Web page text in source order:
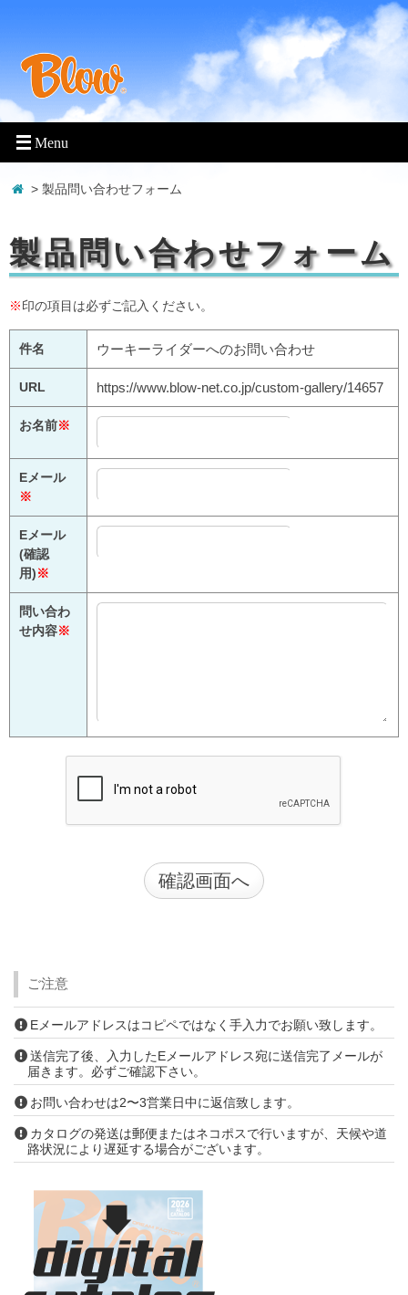
> 製品問い合わせフォーム
製品問い合わせフォーム
※印の項目は必ずご記入ください。
件名 ウーキーライダーへのお問い合わせ
URL https://www.blow-net.co.jp/custom-gallery/14657
お名前※
Eメール
※
Eメール
(確認
用)※
問い合わ
せ内容※
ご注意
Eメールアドレスはコピペではなく手入力でお願い致します。
送信完了後、入力したEメールアドレス宛に送信完了メールが
届きます。必ずご確認下さい。
お問い合わせは2〜3営業日中に返信致します。
カタログの発送は郵便またはネコポスで行いますが、天候や道
路状況により遅延する場合がございます。